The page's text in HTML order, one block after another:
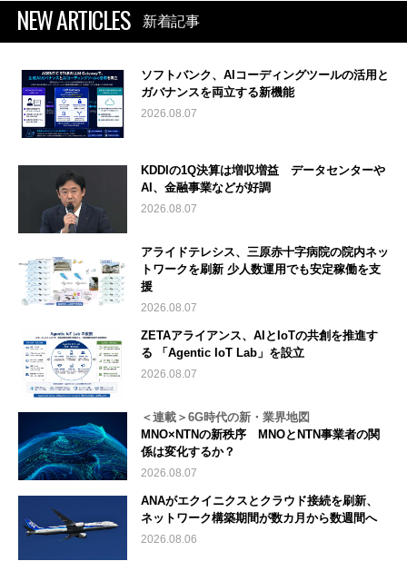
NEW ARTICLES 新着記事
ソフトバンク、AIコーディングツールの活用と
ガバナンスを両立する新機能
2026.08.07
KDDIの1Q決算は増収増益 データセンターや
AI、金融事業などが好調
2026.08.07
アライドテレシス、三原赤十字病院の院内ネッ
トワークを刷新 少人数運用でも安定稼働を支
援
2026.08.07
ZETAアライアンス、AIとIoTの共創を推進す
る 「Agentic IoT Lab」を設立
2026.08.07
＜連載＞6G時代の新・業界地図
MNO×NTNの新秩序 MNOとNTN事業者の関
係は変化するか？
2026.08.07
ANAがエクイニクスとクラウド接続を刷新、
ネットワーク構築期間が数カ月から数週間へ
2026.08.06